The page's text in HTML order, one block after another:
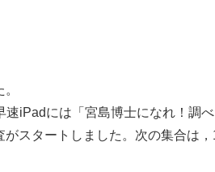
iPadには「宮島博士になれ！調べ
スタートしました。次の集合は